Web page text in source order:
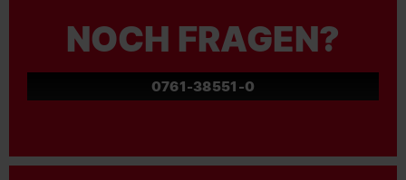
NOCH FRAGEN?
0761-38551-0